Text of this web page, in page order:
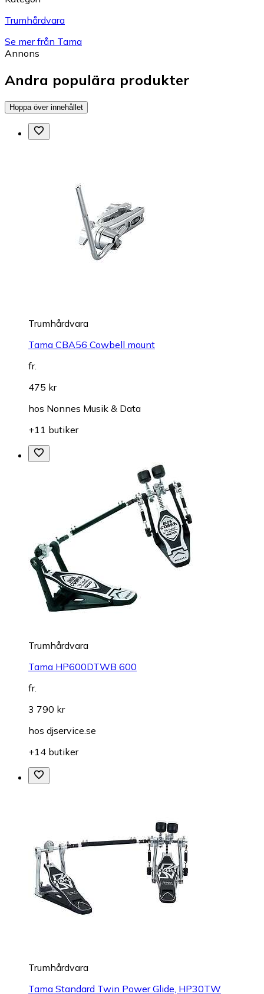
Trumhårdvara
Se mer från Tama
Annons
Andra populära produkter
Hoppa över innehållet
Trumhårdvara
Tama CBA56 Cowbell mount
fr.
475 kr
hos Nonnes Musik & Data
+11 butiker
Trumhårdvara
Tama HP600DTWB 600
fr.
3 790 kr
hos djservice.se
+14 butiker
Trumhårdvara
Tama Standard Twin Power Glide, HP30TW